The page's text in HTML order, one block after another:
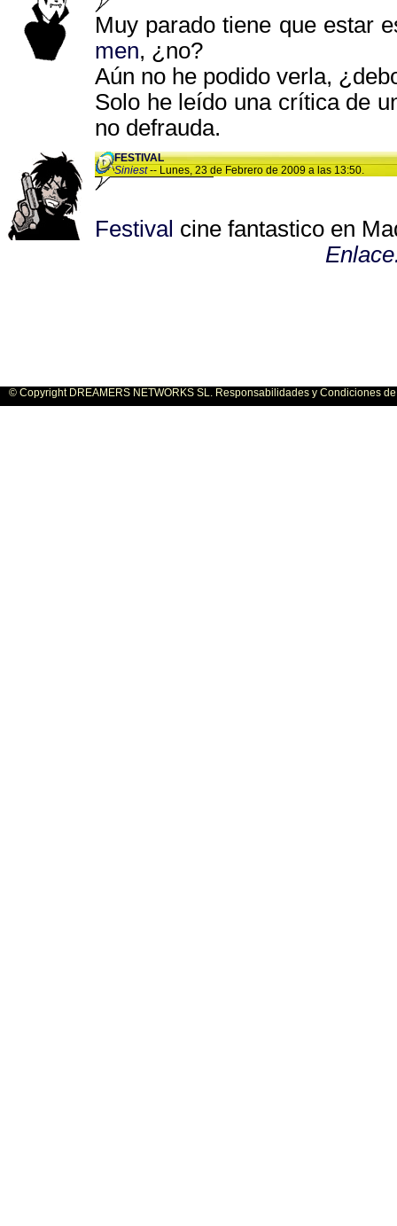
Muy parado tiene que estar
men, ¿no?
Aún no he podido verla,
Solo he leído una crítica de
no defrauda.
FESTIVAL
Siniest-- Lunes, 23 de Febrero de 2009 a las 13:50.
Festival cine fantastico en
© Copyright DREAMERS NETWORKS SL. Responsabilidades y Condiciones